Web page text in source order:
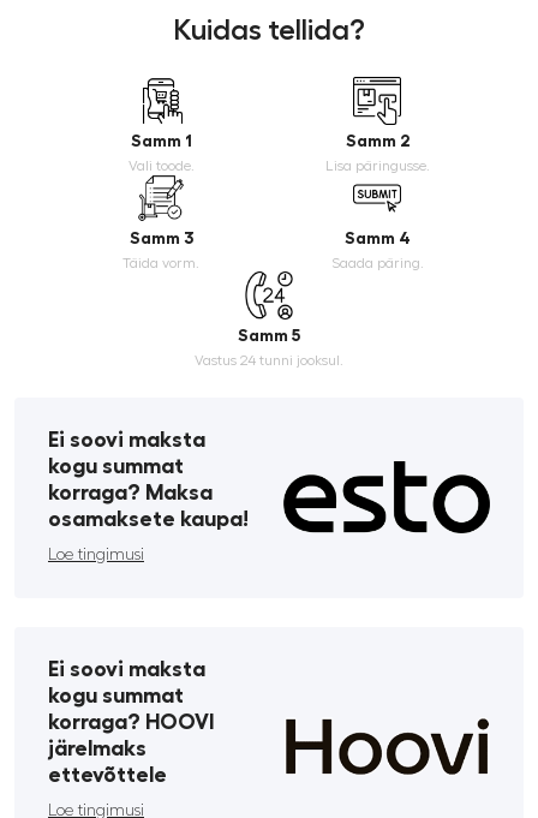
Kuidas tellida?
Samm 1
Vali toode.
Samm 2
Lisa päringusse.
Samm 3
Täida vorm.
Samm 4
Saada päring.
Samm 5
Vastus 24 tunni jooksul.
Ei soovi maksta
kogu summat
korraga? Maksa
osamaksete kaupa!
Loe tingimusi
Ei soovi maksta
kogu summat
korraga? HOOVI
järelmaks
ettevõttele
Loe tingimusi